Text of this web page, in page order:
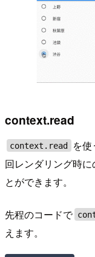
context.read
context.read
を
回レンダリング時
とができます。
先程のコードで
えます。